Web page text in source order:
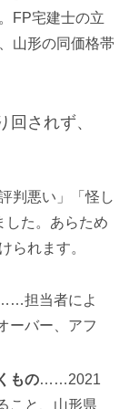
FP宅建士の立
山形の同価格帯
回されず、
判悪い」「怪し
した。あらため
られます。
担当者によ
ーバー、アフ
もの……2021
こと、山形県